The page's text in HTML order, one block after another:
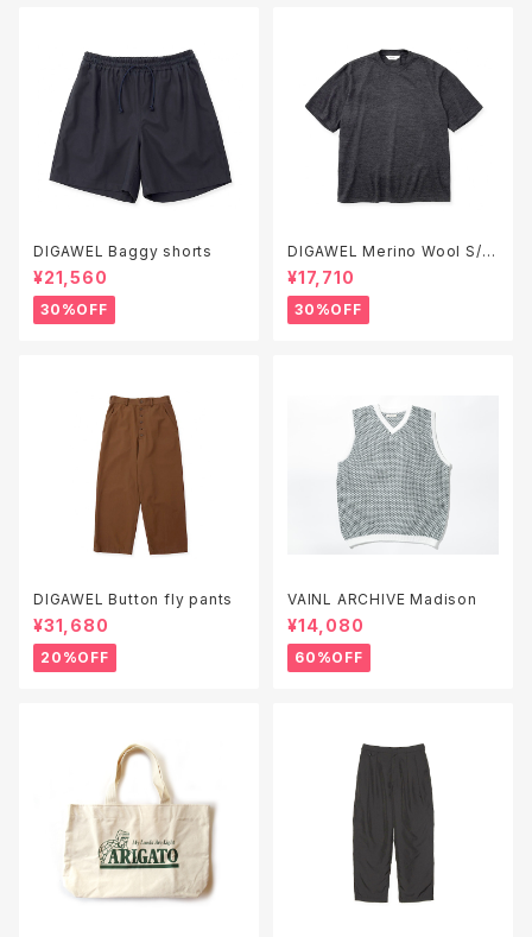
DIGAWEL Baggy shorts
¥21,560
30%OFF
DIGAWEL Merino Wool S/S
T-shirt
¥17,710
30%OFF
DIGAWEL Button fly pants
¥31,680
20%OFF
VAINL ARCHIVE Madison
¥14,080
60%OFF